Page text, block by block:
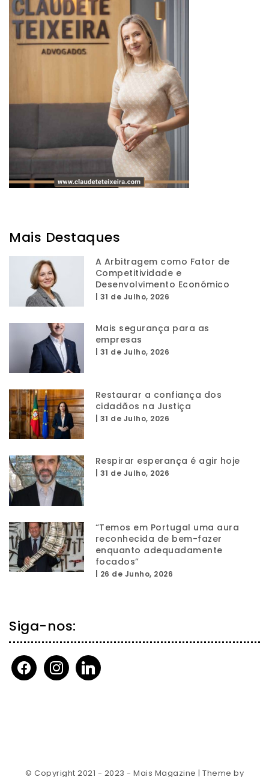
Mais Destaques
A Arbitragem como Fator de
Competitividade e
Desenvolvimento Económico
31 de Julho, 2026
Mais segurança para as
empresas
31 de Julho, 2026
Restaurar a confiança dos
cidadãos na Justiça
31 de Julho, 2026
Respirar esperança é agir hoje
31 de Julho, 2026
“Temos em Portugal uma aura
reconhecida de bem-fazer
enquanto adequadamente
focados”
26 de Junho, 2026
Siga-nos:
facebookinstagramlinkedin
© Copyright 2021 - 2023 - Mais Magazine | Theme by